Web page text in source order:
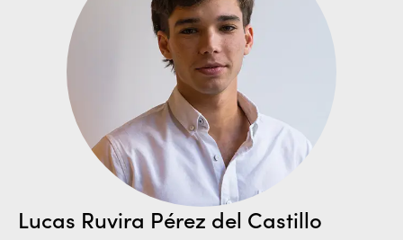
Lucas Ruvira Pérez del Castillo